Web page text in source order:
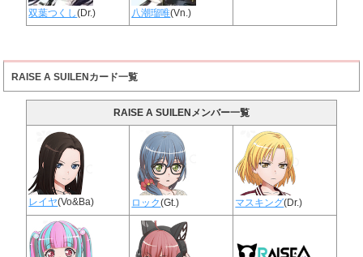
双葉つくし(Dr.) 八潮瑠唯(Vn.)
RAISE A SUILENカード一覧
RAISE A SUILENメンバー一覧
レイヤ(Vo&Ba) ロック(Gt.) マスキング(Dr.)